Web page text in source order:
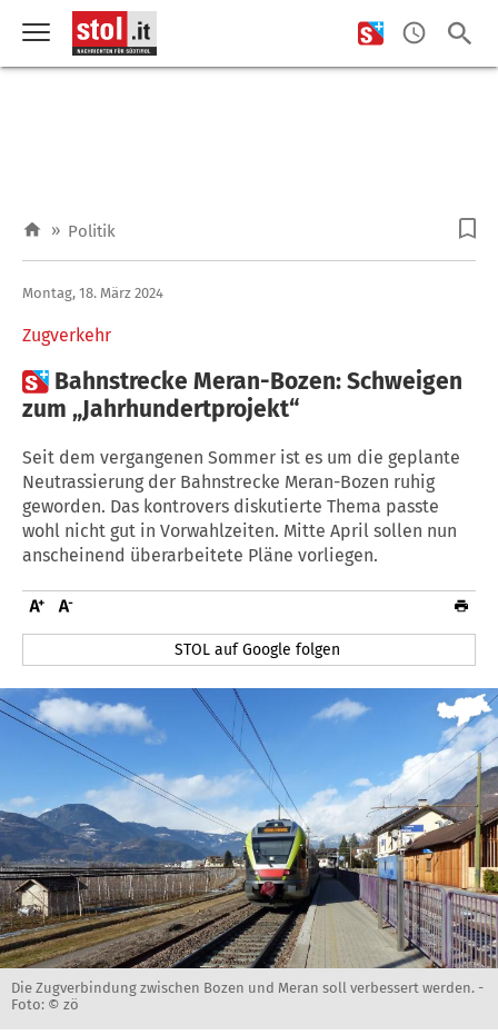
» Politik
Zugverkehr
Montag, 18. März 2024
 Bahnstrecke Meran-Bozen: Schweigen
zum „Jahrhundertprojekt“
Seit dem vergangenen Sommer ist es um die geplante
Neutrassierung der Bahnstrecke Meran-Bozen ruhig
geworden. Das kontrovers diskutierte Thema passte
wohl nicht gut in Vorwahlzeiten. Mitte April sollen nun
anscheinend überarbeitete Pläne vorliegen.
STOL auf Google folgen
Die Zugverbindung zwischen Bozen und Meran soll verbessert werden. -
Foto: © zö